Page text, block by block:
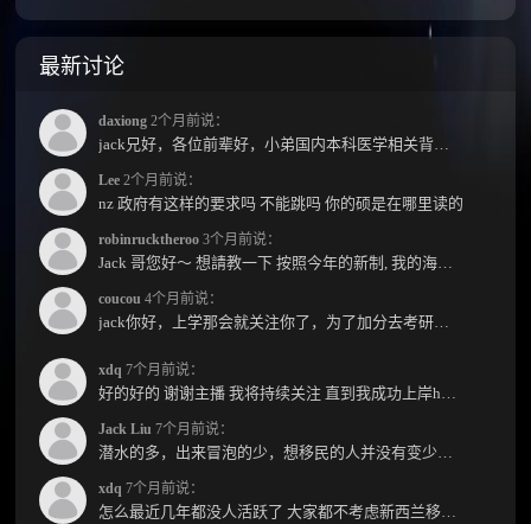
最新讨论
daxiong 2个月前说：
Lee 2个月前说：
nz 政府有这样的要求吗 不能跳吗 你的硕是在哪里读的
robinrucktheroo 3个月前说：
coucou 4个月前说：
xdq 7个月前说：
Jack Liu 7个月前说：
xdq 7个月前说：